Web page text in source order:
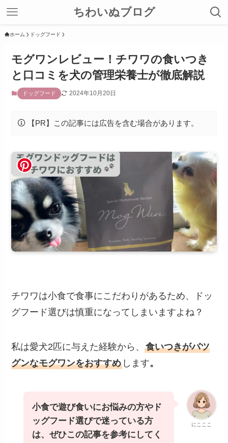
ちわいぬブログ
ホーム ドッグフード
モグワンレビュー！チワワの食いつき
と口コミを犬の管理栄養士が徹底解説
ドッグフード 2024年10月20日
【PR】この記事には広告を含む場合があります。
チワワは小食で食事にこだわりがあるため、ドッ
グフード選びは慎重になってしまいますよね？
私は愛犬2匹に与えた経験から、食いつきがバツ
グンなモグワンをおすすめ します。
にこここ
小食で遊び食いにお悩みの方やド
ッグフード選びで迷っている方
は、ぜひこの記事を参考にしてく